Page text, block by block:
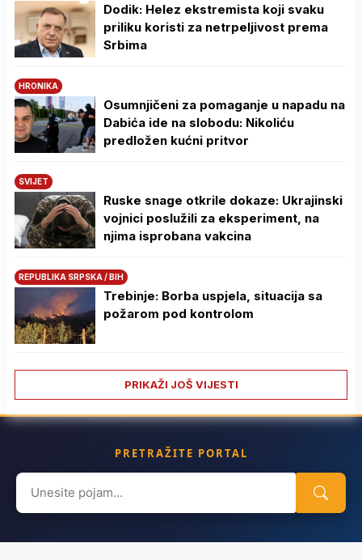
Dodik: Helez ekstremista koji svaku
priliku koristi za netrpeljivost prema
Srbima
HRONIKA
Osumnjičeni za pomaganje u napadu na
Dabića ide na slobodu: Nikoliću
predložen kućni pritvor
SVIJET
Ruske snage otkrile dokaze: Ukrajinski
vojnici poslužili za eksperiment, na
njima isprobana vakcina
REPUBLIKA SRPSKA / BIH
Trebinje: Borba uspjela, situacija sa
požarom pod kontrolom
PRIKAŽI JOŠ VIJESTI
PRETRAŽITE PORTAL
Search
for: